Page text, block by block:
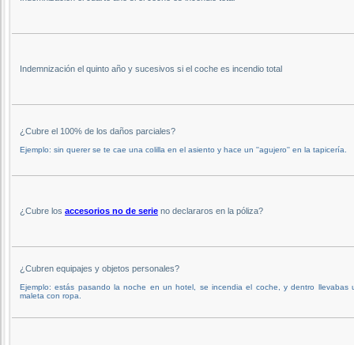
Indemnización el quinto año y sucesivos si el coche es incendio total
¿Cubre el 100% de los daños parciales?
Ejemplo: sin querer se te cae una colilla en el asiento y hace un ''agujero'' en la tapicería.
¿Cubre los accesorios no de serie no declararos en la póliza?
¿Cubren equipajes y objetos personales?
Ejemplo: estás pasando la noche en un hotel, se incendia el coche, y dentro llevabas
maleta con ropa.